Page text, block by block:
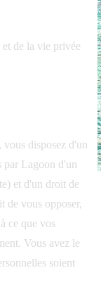
et de la vie privée
vous disposez d'un
par Lagoon d'un
et d'un droit de
de vous opposer,
ce que vos
Vous avez le
soient